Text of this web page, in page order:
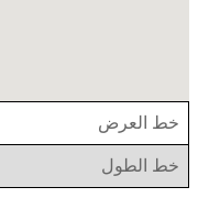
خط العرض
خط الطول